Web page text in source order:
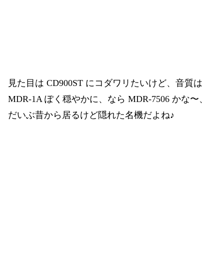
見た目は CD900ST にコダワリたいけど、音質は
MDR-1A ぽく穏やかに、なら MDR-7506 かな〜、
だいぶ昔から居るけど隠れた名機だよね♪